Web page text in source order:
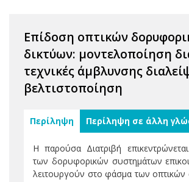
Επίδοση οπτικών
δικτύων: μοντελοποίηση
τεχνικές άμβλυνσης
βελτιστοποίηση
Περίληψη Περίληψη σε άλλη
Η παρούσα Διατριβή
των δορυφορικών συστημάτων
λειτουργούν στο φάσμα των οπτικών